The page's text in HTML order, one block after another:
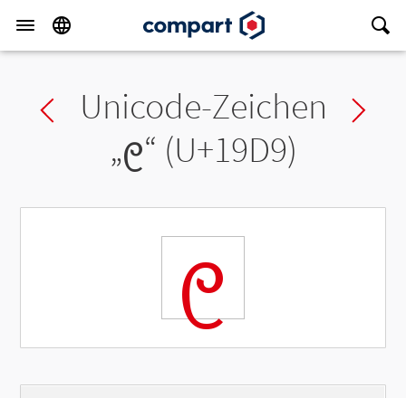
Previous char
Unicode-Zeichen
„᧙“ (U+19D9)
᧙